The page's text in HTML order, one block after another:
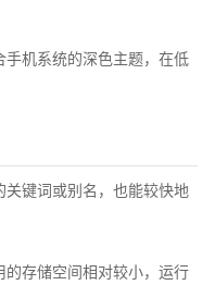
机系统的深色主题，在低
键词或别名，也能较快地
存储空间相对较小，运行